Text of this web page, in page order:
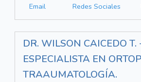
Email
Redes Sociales
DR. WILSON CAICEDO T.
ESPECIALISTA EN
TRAAUMATOLOGÍA.